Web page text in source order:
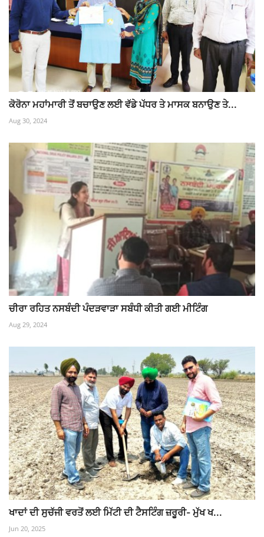
ਕੋਰੋਨਾ ਮਹਾਂਮਾਰੀ ਤੋਂ ਬਚਾਉਣ ਲਈ ਵੱਡੇ ਪੱਧਰ ਤੇ ਮਾਸਕ ਬਨਾਉਣ ਤੇ...
Aug 30, 2024
ਚੀਰਾ ਰਹਿਤ ਨਸਬੰਦੀ ਪੰਦੜਵਾੜਾ ਸਬੰਧੀ ਕੀਤੀ ਗਈ ਮੀਟਿੰਗ
Aug 29, 2024
ਖਾਦਾਂ ਦੀ ਸੁਚੱਜੀ ਵਰਤੋਂ ਲਈ ਮਿੱਟੀ ਦੀ ਟੈਸਟਿੰਗ ਜ਼ਰੂਰੀ- ਮੁੱਖ ਖ...
Jun 20, 2025